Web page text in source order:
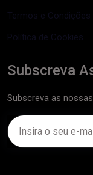
Termos e Condições
Política de Cookies
Subscreva
Subscreva as